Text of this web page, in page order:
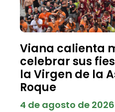
Viana calienta
celebrar sus
la Virgen de la
Roque
4 de agosto de 2026